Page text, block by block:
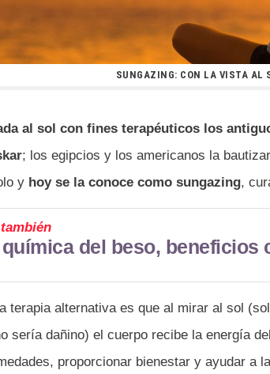
SUNGAZING: CON LA VISTA AL
al sol con fines terapéuticos los
; los egipcios y los americanos la
y hoy se la conoce como sungazing,
del beso, beneficios
terapia alternativa es que al mirar al sol
sería dañino) el cuerpo recibe la energía
proporcionar bienestar y ayudar a